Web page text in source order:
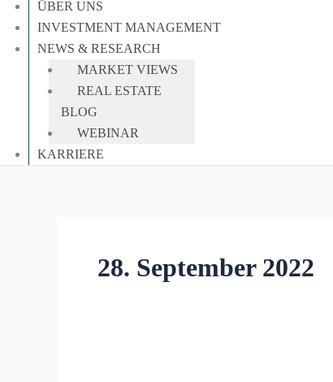
ÜBER UNS
INVESTMENT MANAGEMENT
NEWS & RESEARCH
MARKET VIEWS
REAL ESTATE
BLOG
WEBINAR
KARRIERE
28. September 2022